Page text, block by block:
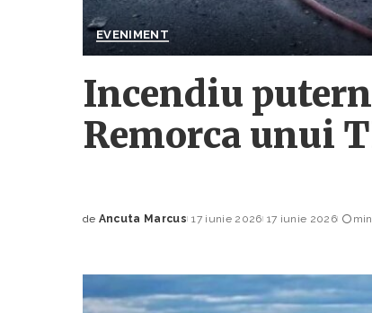
EVENIMENT
Incendiu
Remorca unui
Posted
de Ancuta Marcus 17 iunie 2026 17 iunie 2026